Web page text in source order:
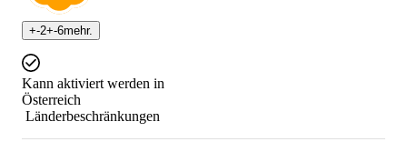
+-2+-6mehr.
Kann aktiviert werden in
Österreich
Länderbeschränkungen